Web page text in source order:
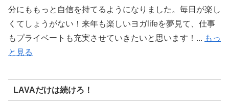
分にももっと自信を持てるようになりました。毎日が楽し
くてしょうがない！来年も楽しいヨガlifeを夢見て、仕事
もプライベートも充実させていきたいと思います！... もっ
と見る
LAVAだけは続けろ！